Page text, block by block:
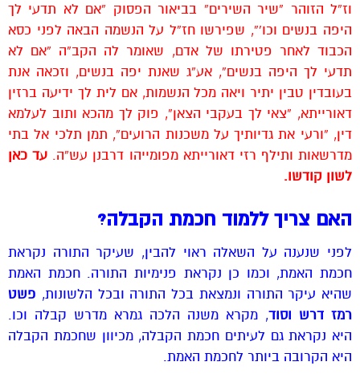
וז”ל הזוהר “שיר השירים” בביאור הפסוק “אם לא תדעי לך
היפה בנשים וכו'”, שפירשו חז”ל על הנשמה הבאה לפני כסא
הכבוד לאחר פטירתו של אדם, שאומר לה הקב”ה “אם לא
תדעי לך היפה בנשים”, אע”ג שאנת יפה בנשים, וזכאה אנת
בעובדין טבין יתיר ויאה מכל הנשמות, אם לית לך ידיעה ברזין
דאורייתא, “צאי לך בעקבי הצאן”, פוק לך מהכא ותוב לעלמא
דין, “ורעי את גדיותיך על משכנות הרועים”, תמן תלכי אל בתי
מדרשאות ותילף רזי דאורייתא מפומייהו דרבנן עש”ה. עד כאן
לשון קודשו.
האם צריך ללמוד חכמת הקבלה?
לפני שנענה על השאלה ראוי להבין, שעיקר התורה נקראת
חכמת האמת, וכמו כן נקראת פנימיות התורה. חכמת האמת
שהיא עיקר התורה ונמצאת בכל התורה ובכל הלשונות, פשט
רמז דרש וסוד, מקרא משנה הלכה גמרא מדרש קבלה וכו.
היא נקראת גם לעיתים חכמת הקבלה, מכיוון שחכמת הקבלה
היא הקרובה ביותר לחכמת האמת.